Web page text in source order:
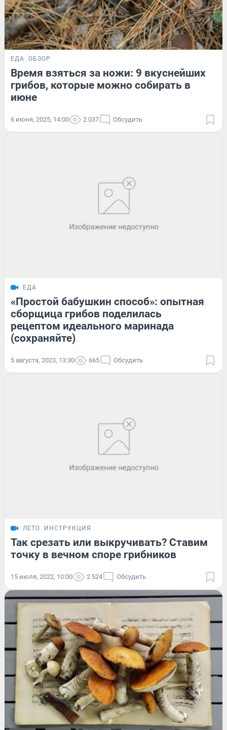
ЕДА ОБЗОР
Время взяться за ножи: 9 вкуснейших
грибов, которые можно собирать в
июне
6 июня, 2025, 14:00 2 037 Обсудить
ЕДА
«Простой бабушкин способ»: опытная
сборщица грибов поделилась
рецептом идеального маринада
(сохраняйте)
5 августа, 2023, 13:30 665 Обсудить
ЛЕТО ИНСТРУКЦИЯ
Так срезать или выкручивать? Ставим
точку в вечном споре грибников
15 июля, 2022, 10:00 2 524 Обсудить